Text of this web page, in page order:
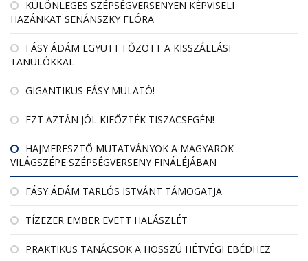
KÜLÖNLEGES SZÉPSÉGVERSENYEN KÉPVISELI
HAZÁNKAT SENÁNSZKY FLÓRA
FÁSY ÁDÁM EGYÜTT FŐZÖTT A KISSZÁLLÁSI
TANULÓKKAL
GIGANTIKUS FÁSY MULATÓ!
EZT AZTÁN JÓL KIFŐZTÉK TISZACSEGÉN!
HAJMERESZTŐ MUTATVÁNYOK A MAGYAROK
VILÁGSZÉPE SZÉPSÉGVERSENY FINÁLÉJÁBAN
FÁSY ÁDÁM TARLÓS ISTVÁNT TÁMOGATJA
TÍZEZER EMBER EVETT HALÁSZLÉT
PRAKTIKUS TANÁCSOK A HOSSZÚ HÉTVÉGI EBÉDHEZ